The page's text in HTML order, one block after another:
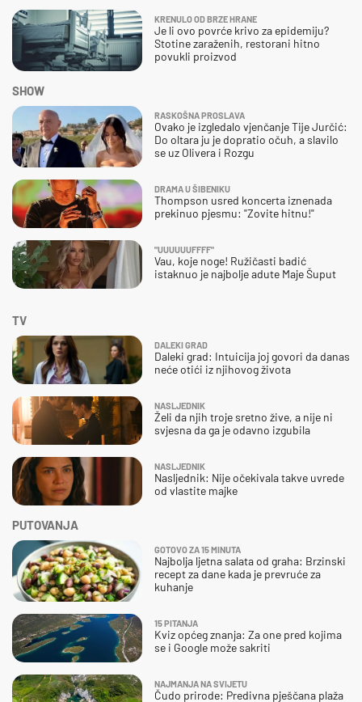
KRENULO OD BRZE HRANE
Je li ovo povrće krivo za epidemiju?
Stotine zaraženih, restorani hitno
povukli proizvod
SHOW
RASKOŠNA PROSLAVA
Ovako je izgledalo vjenčanje Tije Jurčić:
Do oltara ju je dopratio očuh, a slavilo
se uz Olivera i Rozgu
DRAMA U ŠIBENIKU
Thompson usred koncerta iznenada
prekinuo pjesmu: "Zovite hitnu!"
"UUUUUUFFFF"
Vau, koje noge! Ružičasti badić
istaknuo je najbolje adute Maje Šuput
TV
DALEKI GRAD
Daleki grad: Intuicija joj govori da danas
neće otići iz njihovog života
NASLJEDNIK
Želi da njih troje sretno žive, a nije ni
svjesna da ga je odavno izgubila
NASLJEDNIK
Nasljednik: Nije očekivala takve uvrede
od vlastite majke
PUTOVANJA
GOTOVO ZA 15 MINUTA
Najbolja ljetna salata od graha: Brzinski
recept za dane kada je prevruće za
kuhanje
15 PITANJA
Kviz općeg znanja: Za one pred kojima
se i Google može sakriti
NAJMANJA NA SVIJETU
Čudo prirode: Predivna pješčana plaža